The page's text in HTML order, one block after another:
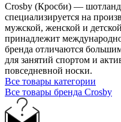
Crosby (Кросби) —
специализируется на
мужской, женской и
принадлежит
бренда отличаются
для занятий спортом и
повседневной носки.
Все товары категории
Все товары бренда Crosby